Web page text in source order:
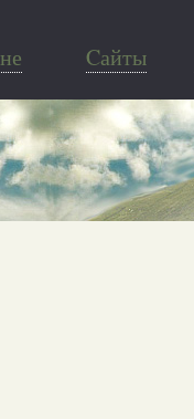
Cайты